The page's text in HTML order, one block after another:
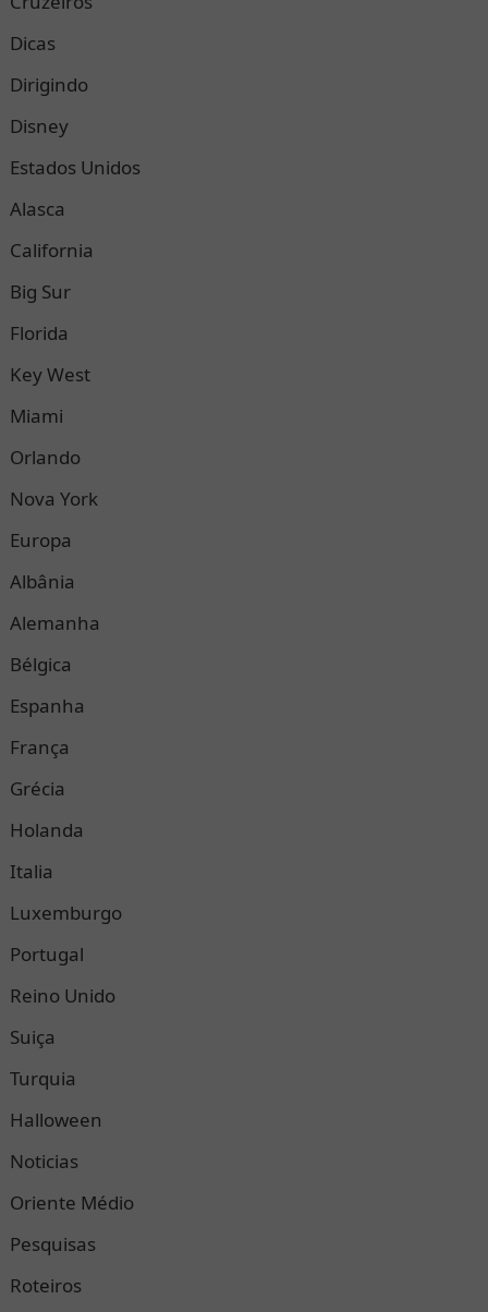
Dicas
Dirigindo
Disney
Estados Unidos
Alasca
California
Big Sur
Florida
Key West
Miami
Orlando
Nova York
Europa
Albânia
Alemanha
Bélgica
Espanha
França
Grécia
Holanda
Italia
Luxemburgo
Portugal
Reino Unido
Suiça
Turquia
Halloween
Noticias
Oriente Médio
Pesquisas
Roteiros